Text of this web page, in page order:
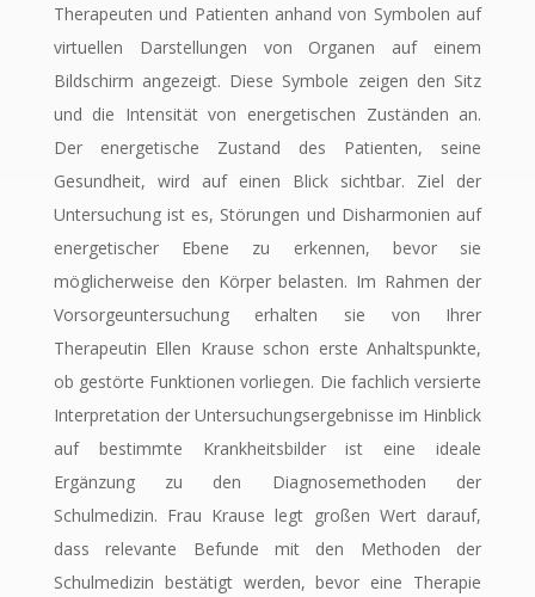
Therapeuten und Patienten anhand von Symbolen auf
virtuellen Darstellungen von Organen auf einem
Bildschirm angezeigt. Diese Symbole zeigen den Sitz
und die Intensität von energetischen Zuständen an.
Der energetische Zustand des Patienten, seine
Gesundheit, wird auf einen Blick sichtbar. Ziel der
Untersuchung ist es, Störungen und Disharmonien auf
energetischer Ebene zu erkennen, bevor sie
möglicherweise den Körper belasten. Im Rahmen der
Vorsorgeuntersuchung erhalten sie von Ihrer
Therapeutin Ellen Krause schon erste Anhaltspunkte,
ob gestörte Funktionen vorliegen. Die fachlich versierte
Interpretation der Untersuchungsergebnisse im Hinblick
auf bestimmte Krankheitsbilder ist eine ideale
Ergänzung zu den Diagnosemethoden der
Schulmedizin. Frau Krause legt großen Wert darauf,
dass relevante Befunde mit den Methoden der
Schulmedizin bestätigt werden, bevor eine Therapie